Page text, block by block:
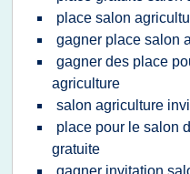
place salon
gagner place salon
gagner des place
agriculture
salon agriculture
place pour le salon
gratuite
gagner invitation